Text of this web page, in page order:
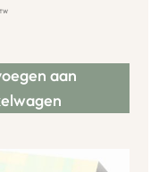
aan